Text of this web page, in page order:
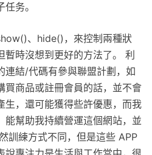
务。
、hide()，來控制兩種狀
時沒想到更好的方法了。 利
連結/代碼有參與聯盟計劃，如
買商品或註冊會員的話，並不會
生，還可能獲得些許優惠，而我
能幫助我持續營運這個網站，並
訓練方式不同，但是這些 APP